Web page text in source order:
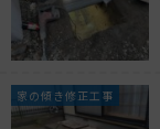
家の傾き修正工事